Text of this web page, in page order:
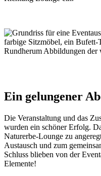
Ein gelungener
Die Veranstaltung und das
wurden ein schöner Erfolg.
Naturerbe-Lounge zu
Austausch und zum
Schluss blieben von der
Elemente!